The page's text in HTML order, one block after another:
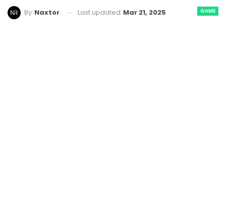
GAME
By Naxtor Last updated Mar 21, 2025